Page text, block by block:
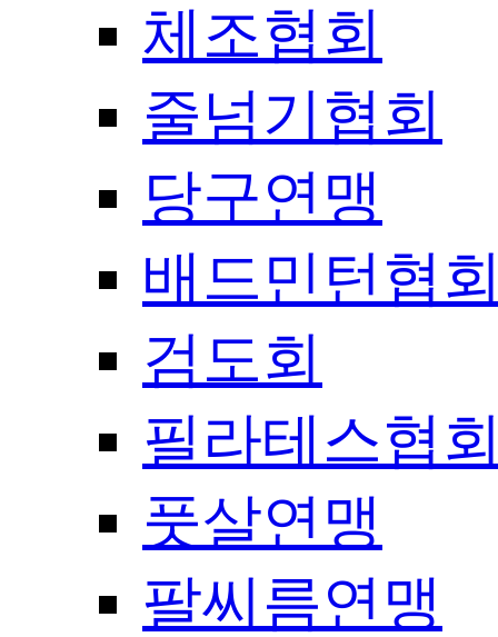
체조협회
줄넘기협회
당구연맹
배드민턴협
검도회
필라테스협
풋살연맹
팔씨름연맹